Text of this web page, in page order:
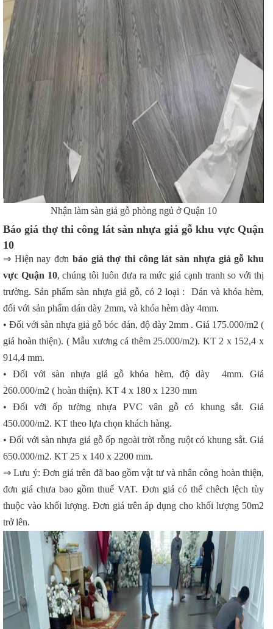
Nhận làm sàn giả gỗ phòng ngủ ở Quận 10
Báo giá thợ thi công lát sàn nhựa giả gỗ khu vực Quận
10
⇒ Hiện nay đơn báo giá thợ thi công lát sàn nhựa giả gỗ khu
vực Quận 10, chúng tôi luôn đưa ra mức giá cạnh tranh so với thị
trường. Sản phẩm sàn nhựa giả gỗ, có 2 loại : Dán và khóa hèm,
đối với sản phẩm dán dày 2mm, và khóa hèm dày 4mm.
• Đối với sàn nhựa giả gỗ bóc dán, độ dày 2mm . Giá 175.000/m2 (
giá hoàn thiện). ( Mẫu xương cá thêm 25.000/m2). KT 2 x 152,4 x
914,4 mm.
• Đối với sàn nhựa giả gỗ khóa hèm, độ dày 4mm. Giá
260.000/m2 ( hoàn thiện). KT 4 x 180 x 1230 mm
• Đối với ốp tường nhựa PVC vân gỗ có khung sắt. Giá
450.000/m2. KT theo lựa chọn khách hàng.
• Đối với sàn nhựa giả gỗ ốp ngoài trời rỗng ruột có khung sắt. Giá
650.000/m2. KT 25 x 140 x 2200 mm.
⇒ Lưu ý: Đơn giá trên đã bao gồm vật tư và nhân công hoàn thiện,
đơn giá chưa bao gồm thuế VAT. Đơn giá có thể chêch lệch tùy
thuộc vào khối lượng. Đơn giá trên áp dụng cho khối lượng 50m2
trở lên.